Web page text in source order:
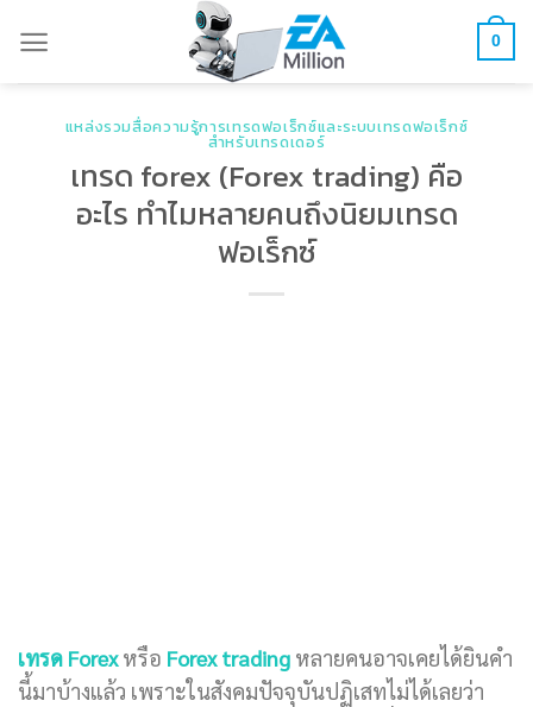
content
0
แหล่งรวมสื่อความรู้การเทรดฟอเร็กซ์และระบบเทรดฟอเร็กซ์
สำหรับเทรดเดอร์
เทรด forex (Forex trading) คือ
อะไร ทำไมหลายคนถึงนิยมเทรด
ฟอเร็กซ์
เทรด Forex หรือ Forex trading หลายคนอาจเคยได้ยินคำ
นี้มาบ้างแล้ว เพราะในสังคมปัจจุบันปฏิเสทไม่ได้เลยว่า